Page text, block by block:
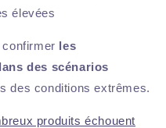
élevées
les
des scénarios
des conditions extrêmes.
produits échouent